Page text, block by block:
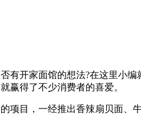
有开家面馆的想法?在这里小
赢得了不少消费者的喜爱。
项目，一经推出香辣扇贝面